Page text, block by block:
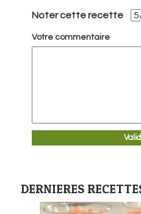
Noter cette recette
Votre commentaire
DERNIERES